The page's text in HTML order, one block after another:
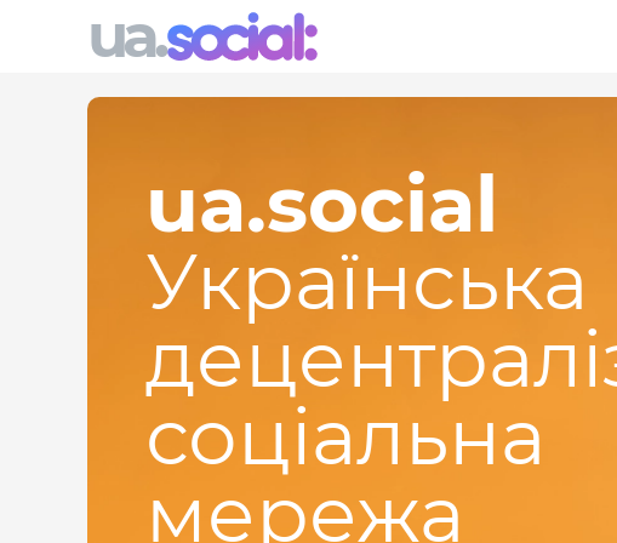
ua.
ua.social
Українська
соціальна
мережа